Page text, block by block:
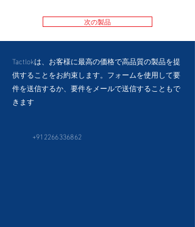
次の製品
Tactlokは、お客様に最高の価格で高品質の製品を提
供することをお約束します。フォームを使用して要
件を送信するか、要件をメールで送信することもで
きます
+912266336862